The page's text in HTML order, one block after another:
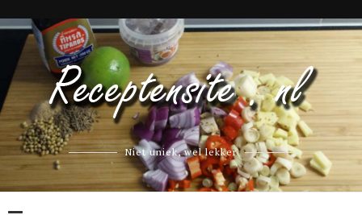
Niet uniek, wel lekker